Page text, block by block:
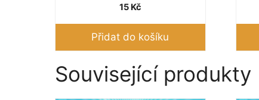
15 Kč
Přidat do košíku
Související produkty